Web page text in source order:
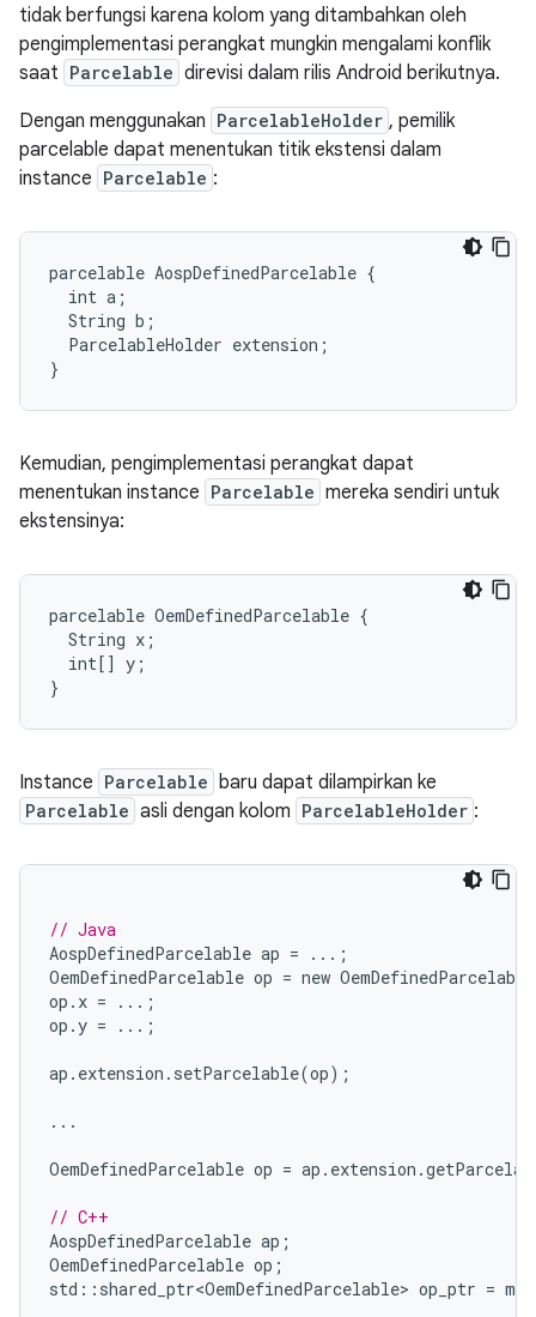
tidak berfungsi karena kolom yang ditambahkan oleh
pengimplementasi perangkat mungkin mengalami konflik
saat Parcelable direvisi dalam rilis Android berikutnya.
Dengan menggunakan ParcelableHolder , pemilik
parcelable dapat menentukan titik ekstensi dalam
instance Parcelable :
parcelable AospDefinedParcelable {
  int a;
  String b;
  ParcelableHolder extension;
Kemudian, pengimplementasi perangkat dapat
menentukan instance Parcelable mereka sendiri untuk
ekstensinya:
parcelable OemDefinedParcelable {
  String x;
  int[] y;
Instance Parcelable baru dapat dilampirkan ke
Parcelable asli dengan kolom ParcelableHolder :
// Java
AospDefinedParcelable ap =
...;
OemDefinedParcelable op = new OemDefinedParcelable
op . x =
...;
op .y = ...;
ap . extension . setParcelable(op);
...
OemDefinedParcelable op = ap . extension .
// C++
AospDefinedParcelable ap ;
OemDefinedParcelable op ;
std :: shared_ptr<OemDefinedParcelable> op_ptr =